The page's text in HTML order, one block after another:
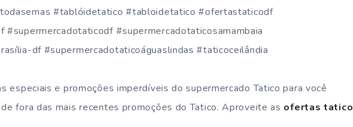
#tablóidetatico #tabloidetatico #ofertastaticodf
#supermercadotaticosamambaia
df #supermercadotaticoáguaslindas #taticoceilândia
especiais e promoções imperdíveis do supermercado Tatico para você
fora das mais recentes promoções do Tatico. Aproveite as ofertas tatico